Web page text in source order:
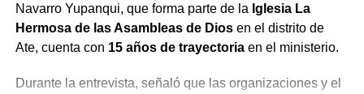
Navarro Yupanqui, que forma parte de la Iglesia La
Hermosa de las Asambleas de Diosen el distrito de
Ate, cuenta con 15 años de trayectoriaen el ministerio.
Durante la entrevista, señaló que las organizaciones y el